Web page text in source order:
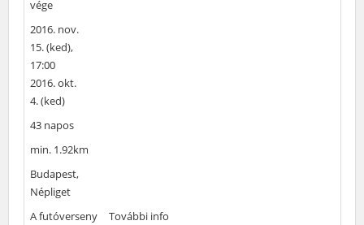
vége
vége
A
futóverseny
időpontja:
2016. nov.
15. (ked),
17:00
2016. okt.
4. (ked)
43
napos
43 napos
A
futóverseny
távja:
min. 1.92km
A
futóverseny
helyszíne:
Budapest,
Népliget
A
A futóverseny
További
További info